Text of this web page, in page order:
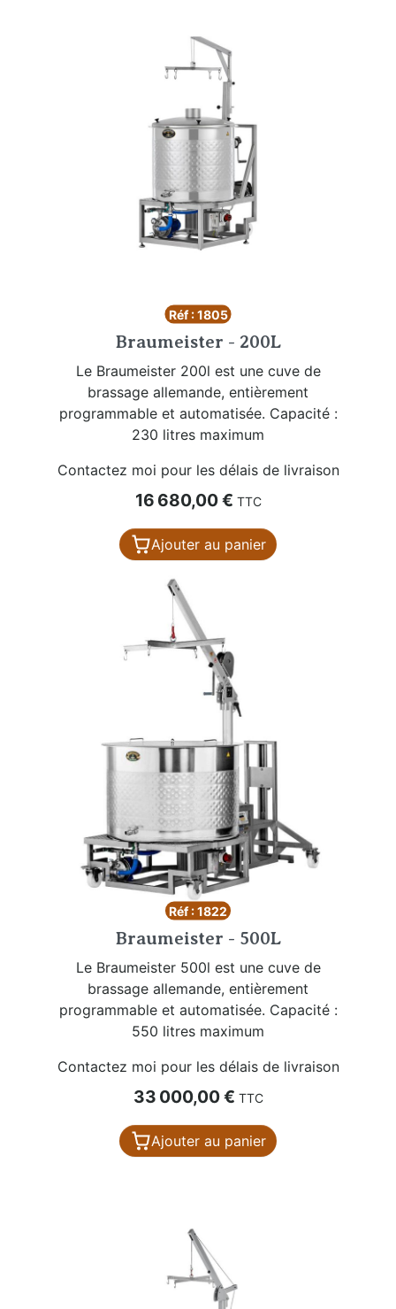
Réf : 1805
Braumeister - 200L
Le Braumeister 200l est une cuve de
brassage allemande, entièrement
programmable et automatisée. Capacité :
230 litres maximum
Contactez moi pour les délais de livraison
Prix
16 680,00 € TTC
Ajouter au panier
Réf : 1822
Braumeister - 500L
Le Braumeister 500l est une cuve de
brassage allemande, entièrement
programmable et automatisée. Capacité :
550 litres maximum
Contactez moi pour les délais de livraison
Prix
33 000,00 € TTC
Ajouter au panier